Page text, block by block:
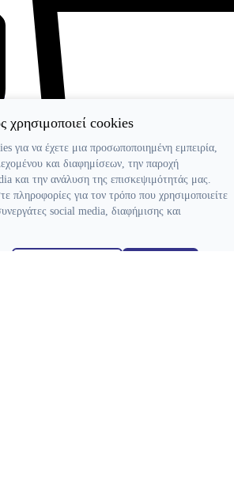
χρησιμοποιεί cookies
για να έχετε μια προσωποποιημένη εμπειρία,
και διαφημίσεων, την παροχή
και την ανάλυση της επισκεψιμότητάς μας.
πληροφορίες για τον τρόπο που χρησιμοποιείτε
social media, διαφήμισης και